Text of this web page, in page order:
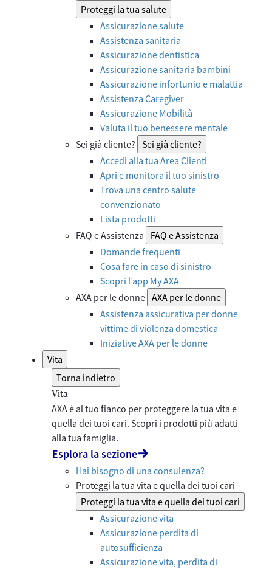
Proteggi la tua salute
Assicurazione salute
Assistenza sanitaria
Assicurazione dentistica
Assicurazione sanitaria bambini
Assicurazione infortunio e malattia
Assistenza Caregiver
Assicurazione Mobilità
Valuta il tuo benessere mentale
Sei già cliente? Sei già cliente?
Accedi alla tua Area Clienti
Apri e monitora il tuo sinistro
Trova una centro salute
convenzionato
Lista prodotti
FAQ e Assistenza
FAQ e Assistenza
Domande frequenti
Cosa fare in caso di sinistro
Scopri l’app My AXA
AXA per le donne AXA per le donne
Assistenza assicurativa per donne
vittime di violenza domestica
Iniziative AXA per le donne
Vita
Torna indietro
Vita
AXA è al tuo fianco per proteggere la tua vita e
quella dei tuoi cari. Scopri i prodotti più adatti
alla tua famiglia.
Esplora la sezione
Hai bisogno di una consulenza?
Proteggi la tua vita e quella dei tuoi cari
Proteggi la tua vita e quella dei tuoi cari
Assicurazione vita
Assicurazione perdita di
autosufficienza
Assicurazione vita, perdita di